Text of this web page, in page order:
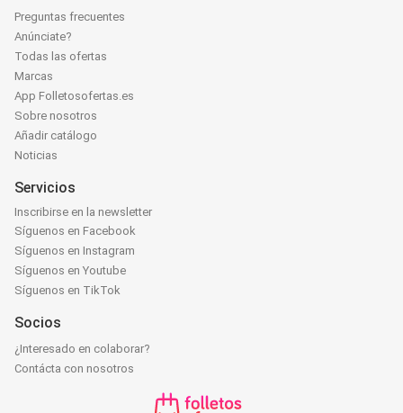
Preguntas frecuentes
Anúnciate?
Todas las ofertas
Marcas
App Folletosofertas.es
Sobre nosotros
Añadir catálogo
Noticias
Servicios
Inscribirse en la newsletter
Síguenos en Facebook
Síguenos en Instagram
Síguenos en Youtube
Síguenos en TikTok
Socios
¿Interesado en colaborar?
Contácta con nosotros